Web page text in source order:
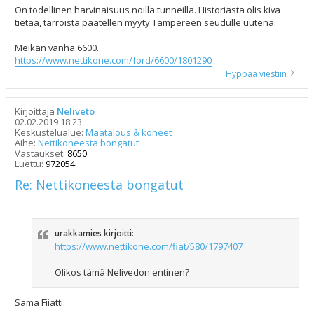
On todellinen harvinaisuus noilla tunneilla. Historiasta olis kiva
tietää, tarroista päätellen myyty Tampereen seudulle uutena.
Meikän vanha 6600.
https://www.nettikone.com/ford/6600/1801290
Hyppää viestiin
Kirjoittaja Neliveto
02.02.2019 18:23
Keskustelualue: Maatalous & koneet
Aihe: Nettikoneesta bongatut
Vastaukset: 8650
Luettu: 972054
Re: Nettikoneesta bongatut
urakkamies kirjoitti:
https://www.nettikone.com/fiat/580/1797407
Olikos tämä Nelivedon entinen?
Sama Fiiatti.